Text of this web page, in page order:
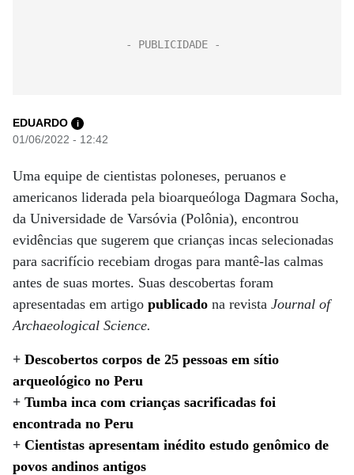
EDUARDO i
01/06/2022 - 12:42
Uma equipe de cientistas poloneses, peruanos e
americanos liderada pela bioarqueóloga Dagmara Socha,
da Universidade de Varsóvia (Polônia), encontrou
evidências que sugerem que crianças incas selecionadas
para sacrifício recebiam drogas para mantê-las calmas
antes de suas mortes. Suas descobertas foram
apresentadas em artigo publicado na revista Journal of
Archaeological Science.
+ Descobertos corpos de 25 pessoas em sítio
arqueológico no Peru
+ Tumba inca com crianças sacrificadas foi
encontrada no Peru
+ Cientistas apresentam inédito estudo genômico de
povos andinos antigos